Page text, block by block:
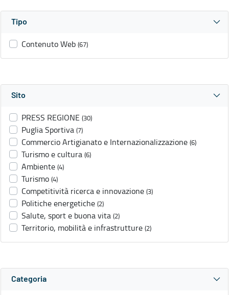
Tipo
Contenuto Web (67)
Sito
PRESS REGIONE (30)
Puglia Sportiva (7)
Commercio Artigianato e Internazionalizzazione (6)
Turismo e cultura (6)
Ambiente (4)
Turismo (4)
Competitività ricerca e innovazione (3)
Politiche energetiche (2)
Salute, sport e buona vita (2)
Territorio, mobilità e infrastrutture (2)
Categoria